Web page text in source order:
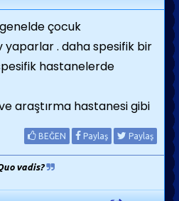
çocuk
. daha spesifik bir
hastanelerde
araştırma hastanesi gibi
BEĞEN Paylaş Paylaş
vadis?